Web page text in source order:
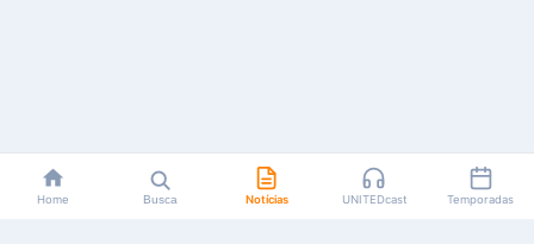
Home Busca Notícias UNITEDcast Temporadas